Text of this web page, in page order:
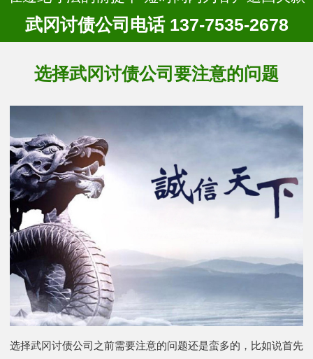
武冈讨债公司电话 137-7535-2678
选择武冈讨债公司要注意的问题
选择武冈讨债公司之前需要注意的问题还是蛮多的，比如说首先